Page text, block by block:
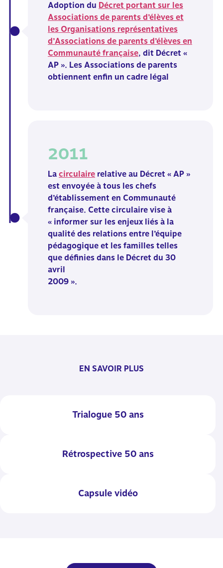
Adoption du Décret portant sur les
Associations de parents d’élèves et
les Organisations représentatives
d’Associations de parents d’élèves en
Communauté française, dit Décret «
AP ». Les Associations de parents
obtiennent enfin un cadre légal
2011
La circulaire relative au Décret « AP »
est envoyée à tous les chefs
d’établissement en Communauté
française. Cette circulaire vise à
« informer sur les enjeux liés à la
qualité des relations entre l’équipe
pédagogique et les familles telles
que définies dans le Décret du 30
avril
2009 ».
EN SAVOIR PLUS
Trialogue 50 ans
Rétrospective 50 ans
Capsule vidéo